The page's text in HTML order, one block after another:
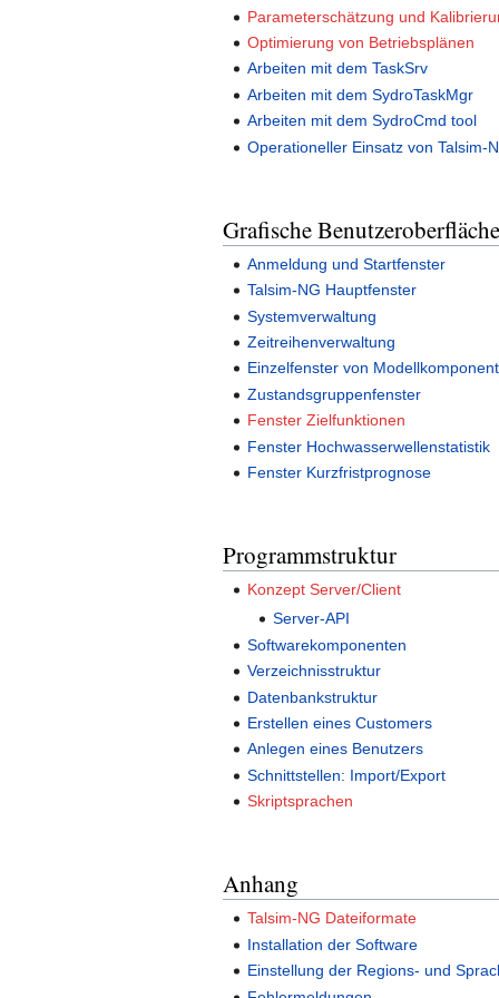
Parameterschätzung und
Optimierung von Betriebsplänen
Arbeiten mit dem TaskSrv
Arbeiten mit dem SydroTaskMgr
Arbeiten mit dem SydroCmd tool
Operationeller Einsatz von Talsim-
Grafische Benutzeroberfläche
Anmeldung und Startfenster
Talsim-NG Hauptfenster
Systemverwaltung
Zeitreihenverwaltung
Einzelfenster von
Zustandsgruppenfenster
Fenster Zielfunktionen
Fenster Hochwasserwellenstatistik
Fenster Kurzfristprognose
Programmstruktur
Konzept Server/Client
Server-API
Softwarekomponenten
Verzeichnisstruktur
Datenbankstruktur
Erstellen eines Customers
Anlegen eines Benutzers
Schnittstellen: Import/Export
Skriptsprachen
Anhang
Talsim-NG Dateiformate
Installation der Software
Einstellung der Regions- und